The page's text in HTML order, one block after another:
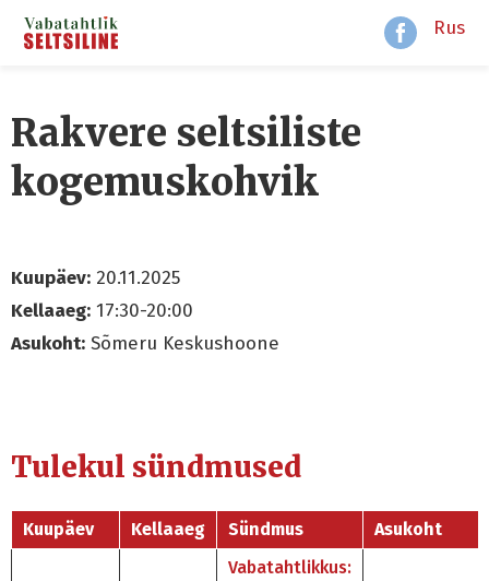
Rus
Rakvere seltsiliste
kogemuskohvik
Kuupäev: 20.11.2025
Kellaaeg: 17:30-20:00
Asukoht: Sõmeru Keskushoone
Tulekul sündmused
Kuupäev Kellaaeg Sündmus Asukoht
Vabatahtlikkus: